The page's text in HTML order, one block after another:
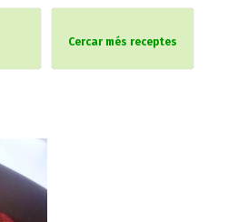
Cercar més receptes